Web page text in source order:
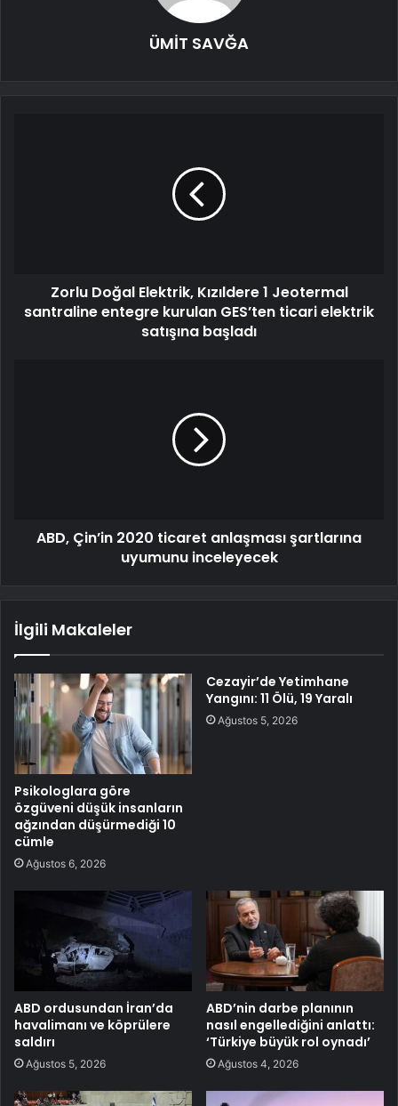
ÜMİT SAVĞA
Zorlu Doğal Elektrik, Kızıldere 1 Jeotermal
santraline entegre kurulan GES’ten ticari elektrik
satışına başladı
ABD, Çin’in 2020 ticaret anlaşması şartlarına
uyumunu inceleyecek
İlgili Makaleler
Psikologlara göre
özgüveni düşük insanların
ağzından düşürmediği 10
cümle
Ağustos 6, 2026
Cezayir’de Yetimhane
Yangını: 11 Ölü, 19 Yaralı
Ağustos 5, 2026
ABD ordusundan İran’da
havalimanı ve köprülere
saldırı
Ağustos 5, 2026
ABD’nin darbe planının
nasıl engellediğini anlattı:
‘Türkiye büyük rol oynadı’
Ağustos 4, 2026